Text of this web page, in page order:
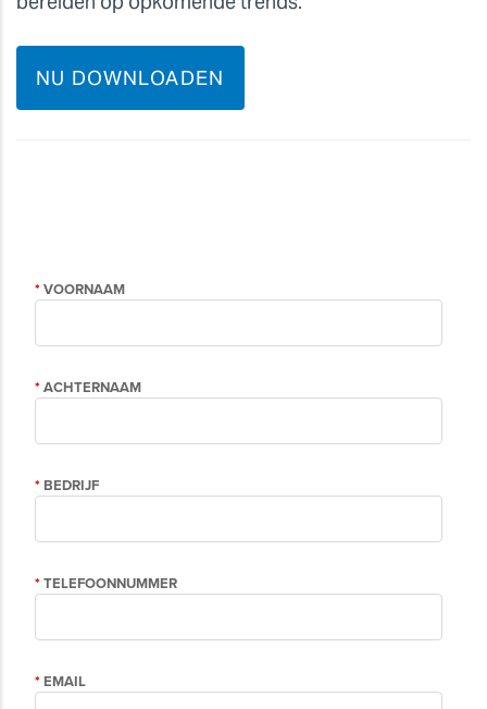
NU DOWNLOADEN